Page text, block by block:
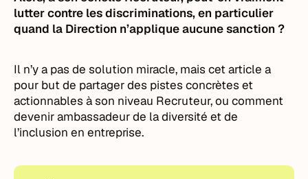
lutter contre les discriminations, en particulier
quand la Direction n’applique aucune sanction ?
Il n’y a pas de solution miracle, mais cet article a
pour but de partager des pistes concrètes et
actionnables à son niveau Recruteur, ou comment
devenir ambassadeur de la diversité et de
l’inclusion en entreprise.